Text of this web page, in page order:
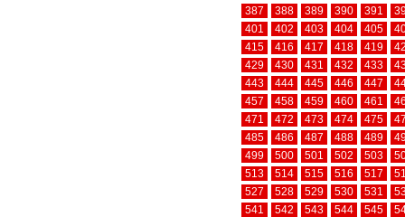
387
388 389 390 391
401
402 403 404 405
415
416 417 418 419
429
430 431 432 433
443
444 445 446 447
457
458 459 460 461
471
472 473 474 475
485
486 487 488 489
499
500 501 502 503
513
514 515 516 517
527
528 529 530 531
541
542 543 544 545